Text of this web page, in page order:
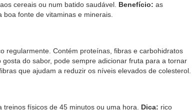
cereais ou num batido saudável. Benefício: as
fonte de vitaminas e minerais.
regularmente. Contém proteínas, fibras e carbohidratos
gosta do sabor, pode sempre adicionar fruta para a tornar
que ajudam a reduzir os níveis elevados de colesterol.
físicos de 45 minutos ou uma hora. Dica: rico